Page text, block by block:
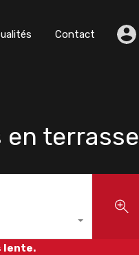
Contact
en terrasse
lente.